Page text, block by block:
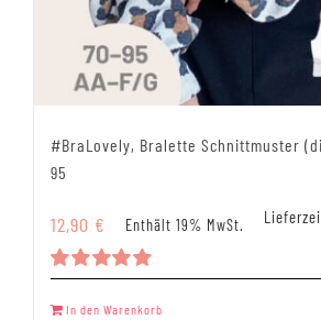
#BraLovely, Bralette Schnittmuster
95
mit5.00
12,90 € Enthält 19% MwSt.
In den Warenkorb